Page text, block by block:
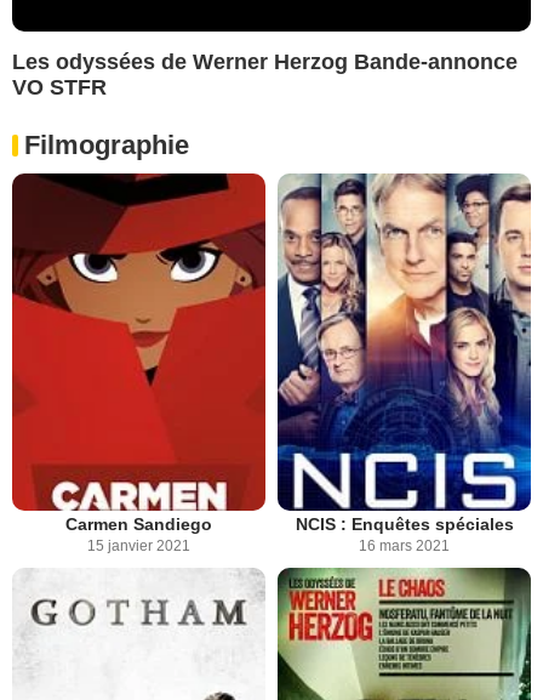
Les odyssées de Werner Herzog Bande-annonce
VO STFR
Filmographie
Carmen Sandiego
15 janvier 2021
NCIS : Enquêtes spéciales
16 mars 2021